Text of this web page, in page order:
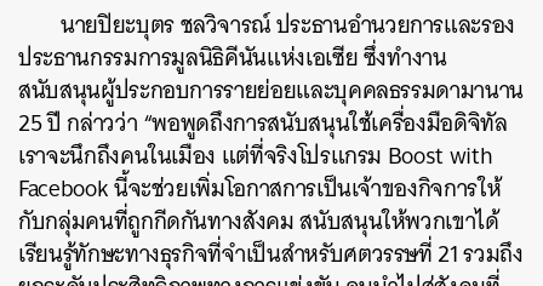
นายปิยะบุตร ชลวิจารณ์ ประธานอำนวยการและรอง
ประธานกรรมการมูลนิธิคีนันแห่งเอเซีย ซึ่งทำงาน
สนับสนุนผู้ประกอบการรายย่อยและบุคคลธรรมดามานาน
25 ปี กล่าวว่า “พอพูดถึงการสนับสนุนใช้เครื่องมือดิจิทัล
เราจะนึกถึงคนในเมือง แต่ที่จริงโปรแกรม Boost with
Facebook นี้จะช่วยเพิ่มโอกาสการเป็นเจ้าของกิจการให้
กับกลุ่มคนที่ถูกกีดกันทางสังคม สนับสนุนให้พวกเขาได้
เรียนรู้ทักษะทางธุรกิจที่จำเป็นสำหรับศตวรรษที่ 21 รวมถึง
ค้นหา
SHARE TWEET LINE EMAIL